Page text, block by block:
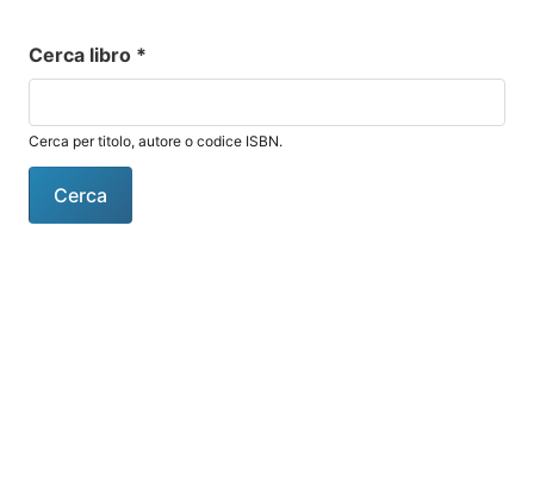
Cerca libro *
Cerca per titolo, autore o codice ISBN.